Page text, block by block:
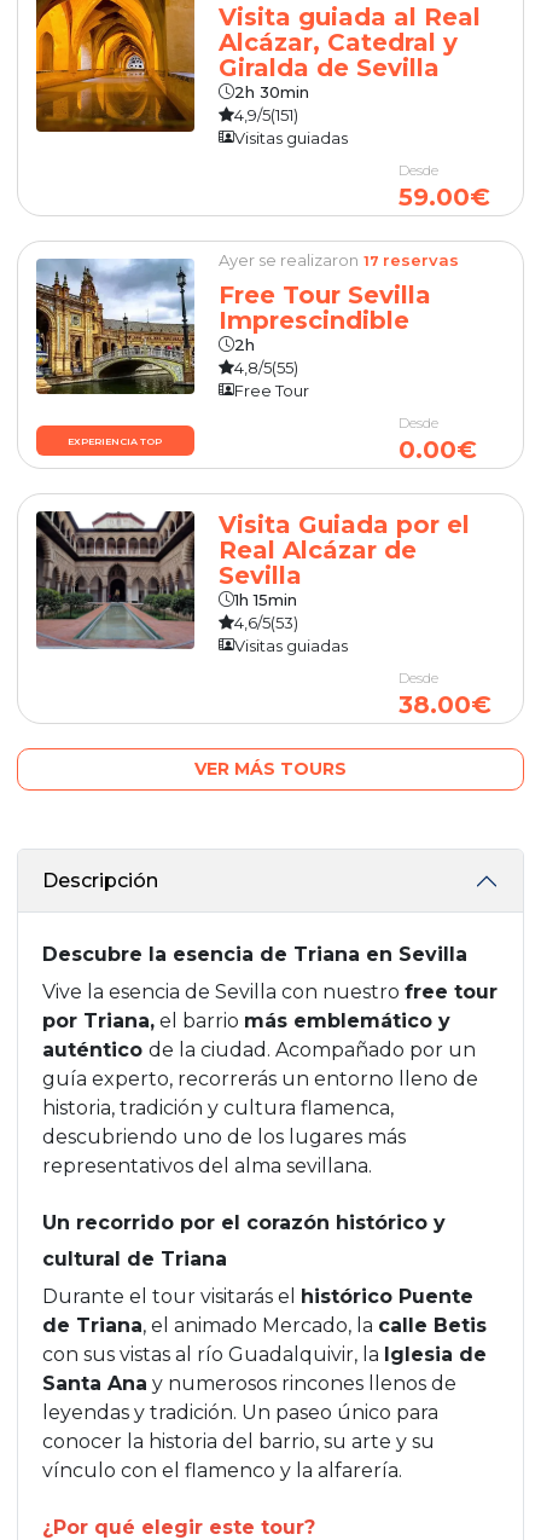
Visita guiada al Real
Alcázar, Catedral y
Giralda de Sevilla
2h 30min
4,9/5(151)
Visitas guiadas
Desde
59.00€
EXPERIENCIA TOP
Ayer se realizaron 17 reservas
Free Tour Sevilla
Imprescindible
2h
4,8/5(55)
Free Tour
Desde
0.00€
Visita Guiada por el
Real Alcázar de
Sevilla
1h 15min
4,6/5(53)
Visitas guiadas
Desde
38.00€
VER MÁS TOURS
Descripción
Descubre la esencia de Triana en Sevilla
Vive la esencia de Sevilla con nuestro free tour
por Triana, el barrio más emblemático y
auténtico de la ciudad. Acompañado por un
guía experto, recorrerás un entorno lleno de
historia, tradición y cultura flamenca,
descubriendo uno de los lugares más
representativos del alma sevillana.
Un recorrido por el corazón histórico y
cultural de Triana
Durante el tour visitarás el histórico Puente
de Triana, el animado Mercado, la calle Betis
con sus vistas al río Guadalquivir, la Iglesia de
Santa Ana y numerosos rincones llenos de
leyendas y tradición. Un paseo único para
conocer la historia del barrio, su arte y su
vínculo con el flamenco y la alfarería.
¿Por qué elegir este tour?